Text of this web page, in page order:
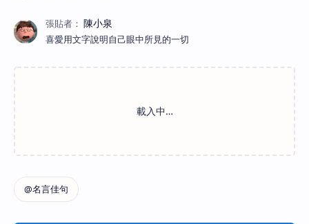
喜愛用文字說明自己眼中所見的一切